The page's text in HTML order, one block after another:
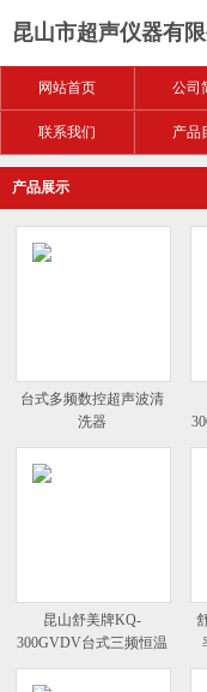
昆山市超声仪器有限
网站首页 公司
联系我们 产品
产品展示
台式多频数控超声波清
洗器
昆山舒美牌KQ-
300GVDV台式三频恒温
数控超声波清洗器